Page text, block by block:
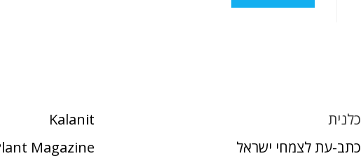
כלנית
כתב-עת לצמחי ישראל
Kalanit
Magazine